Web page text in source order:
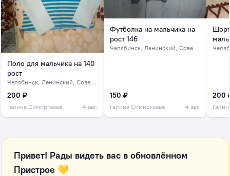
Поло для мальчика на 140
рост
Челябинск , Ленинский, Советский, северок
200 ₽
Галина Симиргеева 4 авг.
Футболка на мальчика на
рост 146
Челябинск, Ленинский, Советский, северок
150 ₽
Галина Симиргеева 4 авг.
200
Привет! Рады видеть вас в обновлённом
Пристрое 💛